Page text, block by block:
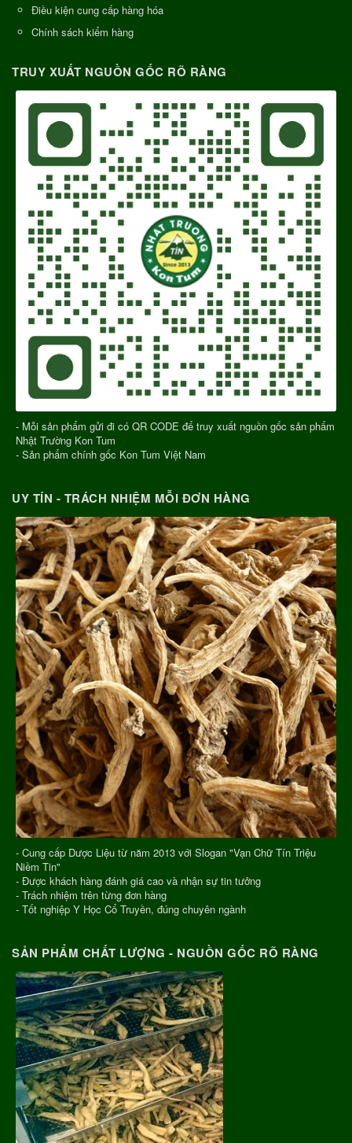
Điều kiện cung cấp hàng hóa
Chính sách kiểm hàng
TRUY XUẤT NGUỒN GỐC RÕ RÀNG
- Mỗi sản phẩm gửi đi có QR CODE để truy xuất nguồn gốc sản phẩm
Nhật Trường Kon Tum
- Sản phẩm chính gốc Kon Tum Việt Nam
UY TÍN - TRÁCH NHIỆM MỖI ĐƠN HÀNG
- Cung cấp Dược Liệu từ năm 2013 với Slogan "Vạn Chữ Tín Triệu
Niềm Tin"
- Được khách hàng đánh giá cao và nhận sự tin tưởng
- Trách nhiệm trên từng đơn hàng
- Tốt nghiệp Y Học Cổ Truyền, đúng chuyên ngành
SẢN PHẨM CHẤT LƯỢNG - NGUỒN GỐC RÕ RÀNG